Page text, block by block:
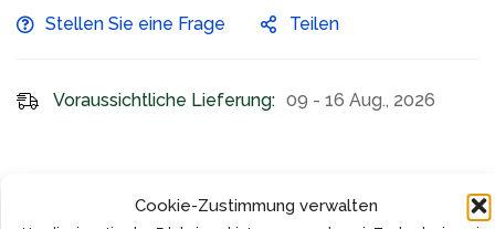
Cookie-Zustimmung verwalten
Stellen Sie eine Frage Teilen
Voraussichtliche Lieferung: 09 - 16 Aug., 2026
Produktdetails Versand und Rücksendungen